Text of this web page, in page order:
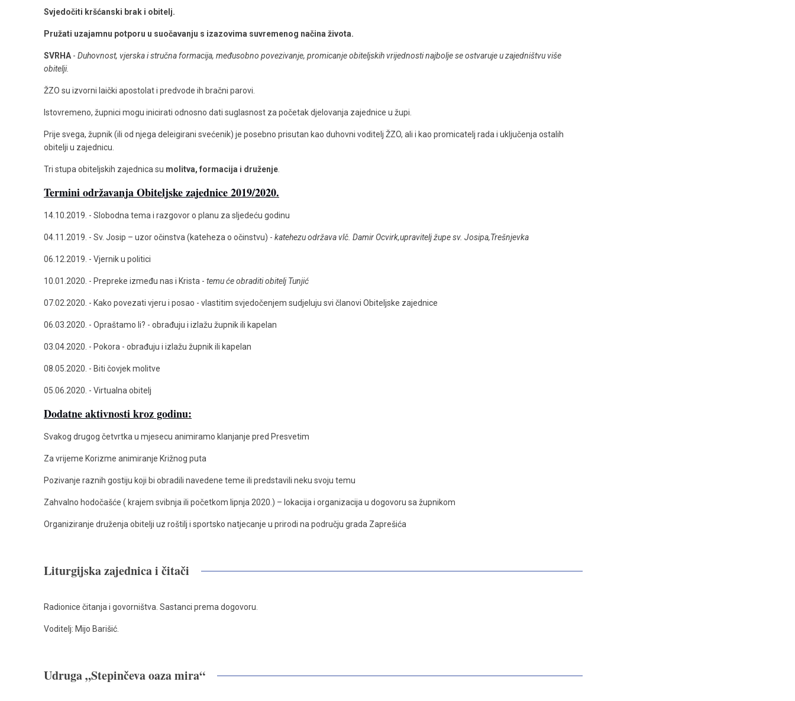
Svjedočiti kršćanski brak i obitelj.
Pružati uzajamnu potporu u suočavanju s izazovima suvremenog načina života.
SVRHA - Duhovnost, vjerska i stručna formacija, međusobno povezivanje, promicanje obiteljskih vrijednosti najbolje se ostvaruje u zajedništvu više
obitelji.
ŽZO su izvorni laički apostolat i predvode ih bračni parovi.
Istovremeno, župnici mogu inicirati odnosno dati suglasnost za početak djelovanja zajednice u župi.
Prije svega, župnik (ili od njega deleigirani svećenik) je posebno prisutan kao duhovni voditelj ŽZO, ali i kao promicatelj rada i uključenja ostalih
obitelji u zajednicu.
Tri stupa obiteljskih zajednica su molitva, formacija i druženje
Termini održavanja Obiteljske zajednice 2019/2020.
14.10.2019. - Slobodna tema i razgovor o planu za sljedeću godinu
04.11.2019. - Sv. Josip – uzor očinstva (kateheza o očinstvu) - katehezu održava vlč. Damir Ocvirk,upravitelj župe sv. Josipa,Trešnjevka
06.12.2019. - Vjernik u politici
10.01.2020. - Prepreke između nas i Krista - temu će obraditi obitelj Tunjić
07.02.2020. - Kako povezati vjeru i posao - vlastitim svjedočenjem sudjeluju svi članovi Obiteljske zajednice
06.03.2020. - Opraštamo li? - obrađuju i izlažu župnik ili kapelan
03.04.2020. - Pokora - obrađuju i izlažu župnik ili kapelan
08.05.2020. - Biti čovjek molitve
05.06.2020. - Virtualna obitelj
Dodatne aktivnosti kroz godinu:
Svakog drugog četvrtka u mjesecu animiramo klanjanje pred Presvetim
Za vrijeme Korizme animiranje Križnog puta
Pozivanje raznih gostiju koji bi obradili navedene teme ili predstavili neku svoju temu
Zahvalno hodočašće ( krajem svibnja ili početkom lipnja 2020.) – lokacija i organizacija u dogovoru sa župnikom
Organiziranje druženja obitelji uz roštilj i sportsko natjecanje u prirodi na području grada Zaprešića
Liturgijska zajednica i čitači
Radionice čitanja i govorništva. Sastanci prema dogovoru.
Voditelj: Mijo Barišić.
Udruga „Stepinčeva oaza mira“